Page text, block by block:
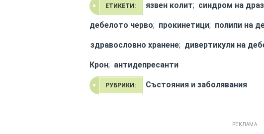
ЕТИКЕТИ: язвен колит; синдром на
дебелото черво; прокинетици; полипи на
здравословно хранене; дивертикули на
Крон; антидепресанти
РУБРИКИ: Състояния и заболявания
РЕКЛАМА